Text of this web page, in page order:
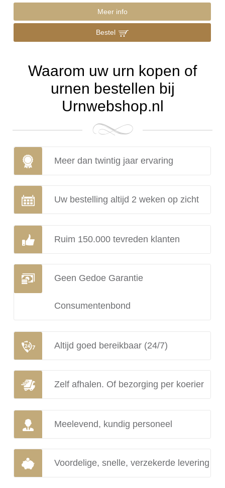
Meer info
Bestel
Waarom uw urn kopen of
urnen bestellen bij
Urnwebshop.nl
Meer dan twintig jaar ervaring
Uw bestelling altijd 2 weken op zicht
Ruim 150.000 tevreden klanten
Geen Gedoe Garantie
Consumentenbond
Altijd goed bereikbaar (24/7)
Zelf afhalen. Of bezorging per koerier
Meelevend, kundig personeel
Voordelige, snelle, verzekerde levering